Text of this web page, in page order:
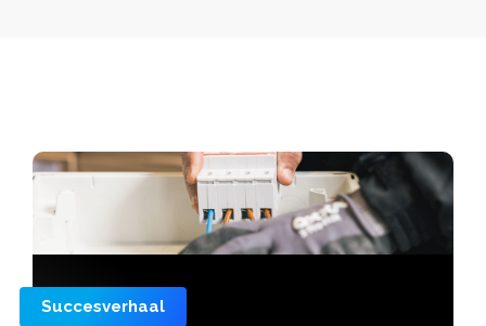
Succesverhaal